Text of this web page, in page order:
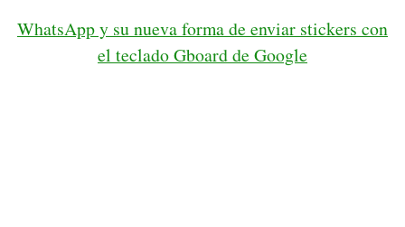
WhatsApp y su nueva forma de enviar stickers con
el teclado Gboard de Google